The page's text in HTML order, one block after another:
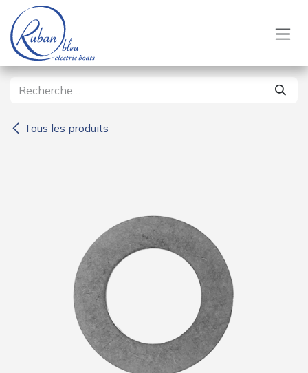
Se rendre au contenu
Tous les produits